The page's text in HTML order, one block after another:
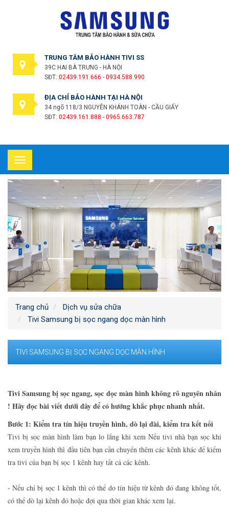
TRUNG TÂM BẢO HÀNH TIVI SS
39C HAI BÀ TRƯNG - HÀ NỘI
SĐT: 02439.191.666 - 0934.588.990
ĐỊA CHỈ BẢO HÀNH TẠI HÀ NỘI
34 ngõ 118/3 NGUYỄN KHÁNH TOÀN - CẦU GIẤY
SĐT: 02439.161.888 - 0965.663.787
Toggle
navigation
Trang chủ
Dịch vụ sửa chữa
Tivi Samsung bị sọc ngang dọc màn hình
TIVI SAMSUNG BỊ SỌC NGANG DỌC MÀN HÌNH
Tivi Samsung bị sọc ngang, sọc dọc màn hình không rõ nguyên nhân
! Hãy đọc bài viết dưới đây để có hướng khắc phục nhanh nhất.
Bước 1: Kiểm tra tín hiệu truyền hình, dò lại đài, kiểm tra kết nối
Tivi bị sọc màn hình làm bạn lo lắng khi xem Nếu tivi nhà bạn sọc khi
xem truyền hình thì đầu tiên bạn cần chuyển thêm các kênh khác để kiểm
tra tivi của bạn bị sọc 1 kênh hay tất cả các kênh.
- Nếu chỉ bị sọc 1 kênh thì có thể do tín hiệu từ kênh đó đang không tốt,
có thể dò lại kênh đó hoặc đợi qua thời gian khác xem lại.